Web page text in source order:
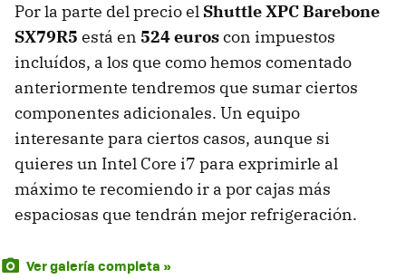
Por la parte del precio el ShuttleXPCBarebone
SX79R5 está en 524 euroscon impuestos
incluídos, a los que como hemos comentado
anteriormente tendremos que sumar ciertos
componentes adicionales. Un equipo
interesante para ciertos casos, aunque si
quieres un Intel Core i7 para exprimirle al
máximo te recomiendo ir a por cajas más
espaciosas que tendrán mejor refrigeración.
Ver galería completa »